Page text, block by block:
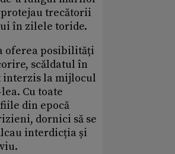
trecătorii
în zilele toride.
oferea posibilități
scăldatul în
interzis la mijlocul
Cu toate
din epocă
dornici să se
interdicția și